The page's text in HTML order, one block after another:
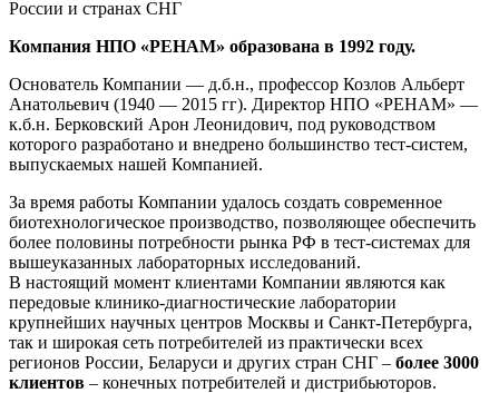
России и странах СНГ
Компания НПО «РЕНАМ» образована в 1992 году.
Основатель Компании — д.б.н., профессор Козлов Альберт
Анатольевич (1940 — 2015 гг). Директор НПО «РЕНАМ» —
к.б.н. Берковский Арон Леонидович, под руководством
которого разработано и внедрено большинство тест-систем,
выпускаемых нашей Компанией.
За время работы Компании удалось создать современное
биотехнологическое производство, позволяющее обеспечить
более половины потребности рынка РФ в тест-системах для
вышеуказанных лабораторных исследований.
В настоящий момент клиентами Компании являются как
передовые клинико-диагностические лаборатории
крупнейших научных центров Москвы и Санкт-Петербурга,
так и широкая сеть потребителей из практически всех
регионов России, Беларуси и других стран СНГ – более 3000
клиентов – конечных потребителей и дистрибьюторов.